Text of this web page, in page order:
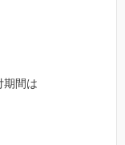
期間は